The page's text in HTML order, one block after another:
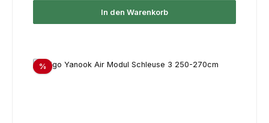
In den Warenkorb
Rabatt
%